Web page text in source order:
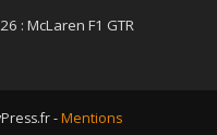
: McLaren F1 GTR
-Mentions